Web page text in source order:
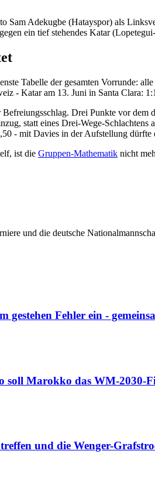
Sam Adekugbe (Hatayspor) als
ein tief stehendes Katar
Tabelle der gesamten Vorrunde:
- Katar am 13. Juni in Santa Clara:
Drei Punkte vor dem
statt eines Drei-Wege-Schlachtens
- mit Davies in der Aufstellung
ist die Gruppen-Mathematik nicht
und die deutsche
Fehler ein -
Marokko das WM-2030-
und die Wenger-